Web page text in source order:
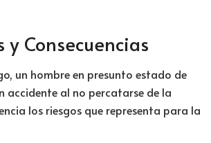
y Consecuencias
un hombre en presunto estado de
accidente al no percatarse de la
los riesgos que representa para la